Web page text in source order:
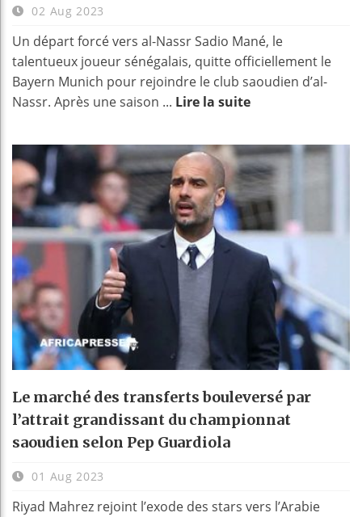
02 Aug 2023
Un départ forcé vers al-Nassr Sadio Mané, le
talentueux joueur sénégalais, quitte officiellement le
Bayern Munich pour rejoindre le club saoudien d’al-
Nassr. Après une saison ... Lire la suite
Le marché des transferts bouleversé par
l’attrait grandissant du championnat
saoudien selon Pep Guardiola
01 Aug 2023
Riyad Mahrez rejoint l’exode des stars vers l’Arabie